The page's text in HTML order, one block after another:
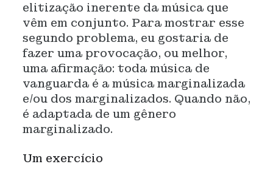
elitização inerente da música que
vêm em conjunto. Para mostrar esse
segundo problema, eu gostaria de
fazer uma provocação, ou melhor,
uma afirmação: toda música de
vanguarda é a música marginalizada
e/ou dos marginalizados. Quando não,
é adaptada de um gênero
marginalizado.
Um exercício